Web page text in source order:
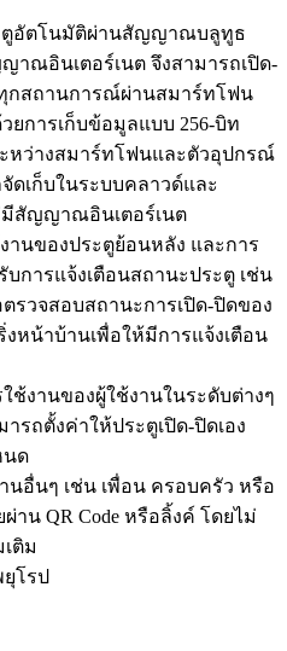
ตูอัตโนมัติผ่านสัญญาณบลูทูธ
ณอินเตอร์เนต จึงสามารถเปิด-
กสถานการณ์ผ่านสมาร์ทโฟน
ยการเก็บข้อมูลแบบ 256-บิท
ระหว่างสมาร์ทโฟนและตัวอุปกรณ์
ดเก็บในระบบคลาวด์และ
มีสัญญาณอินเตอร์เนต
านของประตูย้อนหลัง และการ
การแจ้งเตือนสถานะประตู เช่น
รวจสอบสถานะการเปิด-ปิดของ
หน้าบ้านเพื่อให้มีการแจ้งเตือน
ช้งานของผู้ใช้งานในระดับต่างๆ
รถตั้งค่าให้ประตูเปิด-ปิดเอง
นด
นอื่นๆ เช่น เพื่อน ครอบครัว หรือ
าน QR Code หรือลิ้งค์ โดยไม่
ติม
โรป